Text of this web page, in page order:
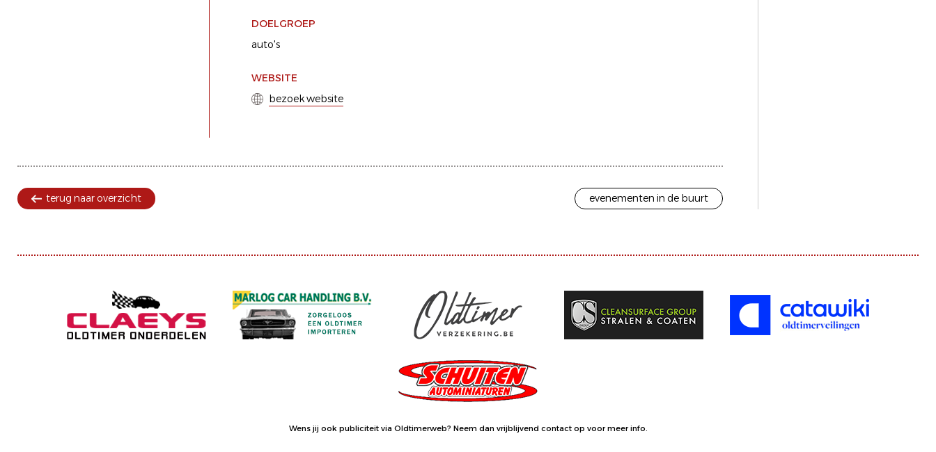
DOELGROEP
auto's
WEBSITE
bezoek website
terug naar overzicht evenementen in de buurt
Wens jij ook publiciteit via Oldtimerweb? Neem dan vrijblijvend contact op voor meer info.